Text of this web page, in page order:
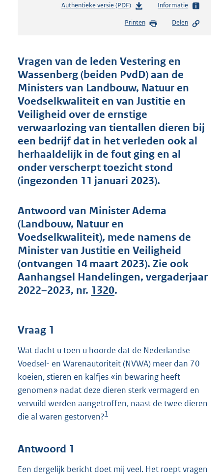
Authentieke versie (PDF)b
s
d
s
g
r
o
o
t
t
:
7
4
Informatie
Printen Delen
Vragen van de leden Vestering en
Wassenberg (beiden PvdD) aan de
Ministers van Landbouw, Natuur en
Voedselkwaliteit en van Justitie en
Veiligheid over de ernstige
verwaarlozing van tientallen dieren bij
een bedrijf dat in het verleden ook al
herhaaldelijk in de fout ging en al
onder verscherpt toezicht stond
(ingezonden 11 januari 2023).
Antwoord van Minister Adema
(Landbouw, Natuur en
Voedselkwaliteit), mede namens de
Minister van Justitie en Veiligheid
(ontvangen 14 maart 2023). Zie ook
Aanhangsel Handelingen, vergaderjaar
2022–2023, nr. 1320.
Vraag 1
Wat dacht u toen u hoorde dat de Nederlandse
Voedsel- en Warenautoriteit (NVWA) meer dan 70
koeien, stieren en kalfjes «in bewaring heeft
genomen» nadat deze dieren sterk vermagerd en
vervuild werden aangetroffen, naast de twee dieren
die al waren gestorven?1
Antwoord 1
Een dergelijk bericht doet mij veel. Het roept vragen